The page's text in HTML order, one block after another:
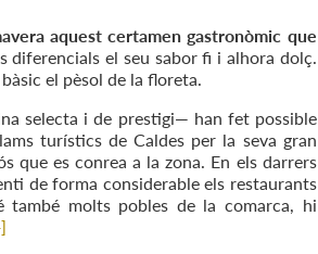
aquest certamen gastronòmic que
diferencials el seu sabor fi i alhora dolç.
el pèsol de la floreta.
selecta i de prestigi— han fet possible
turístics de Caldes per la seva gran
que es conrea a la zona. En els darrers
de forma considerable els restaurants
també molts pobles de la comarca, hi